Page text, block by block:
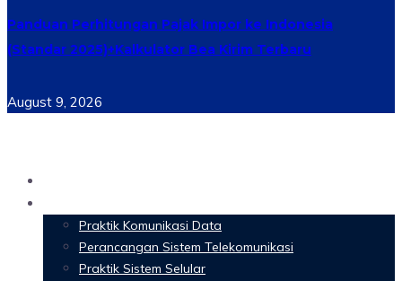
Panduan Perhitungan Pajak Impor ke Indonesia
(Standar 2025)+Kalkulator Bea Kirim Terbaru
August 9, 2026
Praktik Komunikasi Data
Perancangan Sistem Telekomunikasi
Praktik Sistem Selular